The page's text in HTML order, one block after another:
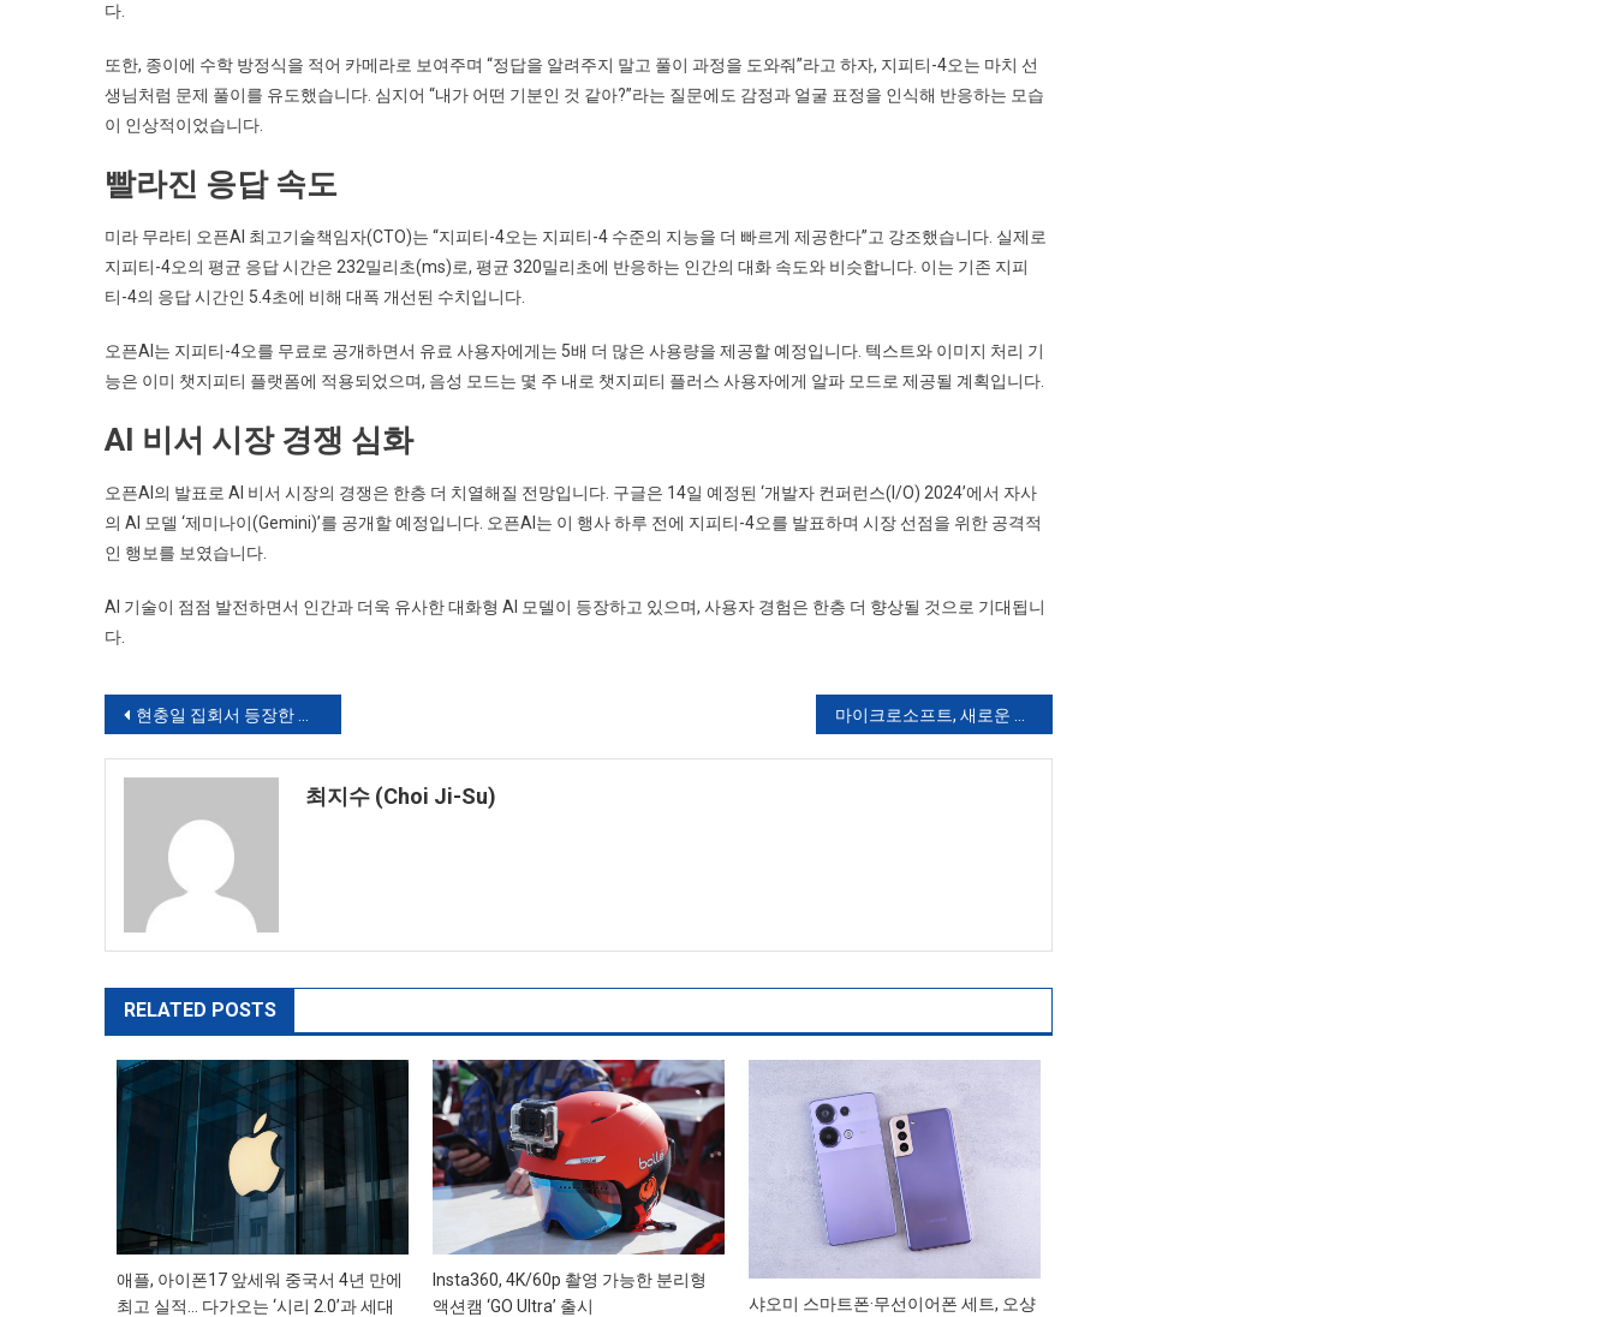
다.
또한, 종이에 수학 방정식을 적어 카메라로 보여주며 “정답을 알려주지 말고 풀이 과정을 도와줘”라고 하자, 지피티-4오는 마치 선
생님처럼 문제 풀이를 유도했습니다. 심지어 “내가 어떤 기분인 것 같아?”라는 질문에도 감정과 얼굴 표정을 인식해 반응하는 모습
이 인상적이었습니다.
빨라진 응답 속도
미라 무라티 오픈AI 최고기술책임자(CTO)는 “지피티-4오는 지피티-4 수준의 지능을 더 빠르게 제공한다”고 강조했습니다. 실제로
지피티-4오의 평균 응답 시간은 232밀리초(ms)로, 평균 320밀리초에 반응하는 인간의 대화 속도와 비슷합니다. 이는 기존 지피
티-4의 응답 시간인 5.4초에 비해 대폭 개선된 수치입니다.
오픈AI는 지피티-4오를 무료로 공개하면서 유료 사용자에게는 5배 더 많은 사용량을 제공할 예정입니다. 텍스트와 이미지 처리 기
능은 이미 챗지피티 플랫폼에 적용되었으며, 음성 모드는 몇 주 내로 챗지피티 플러스 사용자에게 알파 모드로 제공될 계획입니다.
AI 비서 시장 경쟁 심화
오픈AI의 발표로 AI 비서 시장의 경쟁은 한층 더 치열해질 전망입니다. 구글은 14일 예정된 ‘개발자 컨퍼런스(I/O) 2024’에서 자사
의 AI 모델 ‘제미나이(Gemini)’를 공개할 예정입니다. 오픈AI는 이 행사 하루 전에 지피티-4오를 발표하며 시장 선점을 위한 공격적
인 행보를 보였습니다.
AI 기술이 점점 발전하면서 인간과 더욱 유사한 대화형 AI 모델이 등장하고 있으며, 사용자 경험은 한층 더 향상될 것으로 기대됩니
다.
글
탐
현충일 집회서 등장한 퍼스트모바일: ‘애국 마케팅’ 논란 속 요금 부담
최지수 (Choi Ji-Su)
RELATED POSTS
애플, 아이폰17 앞세워 중국서 4년 만에
최고 실적… 다가오는 ‘시리 2.0’과 세대
Insta360, 4K/60p 촬영 가능한 분리형
액션캠 ‘GO Ultra’ 출시
샤오미 스마트폰·무선이어폰 세트, 오샹